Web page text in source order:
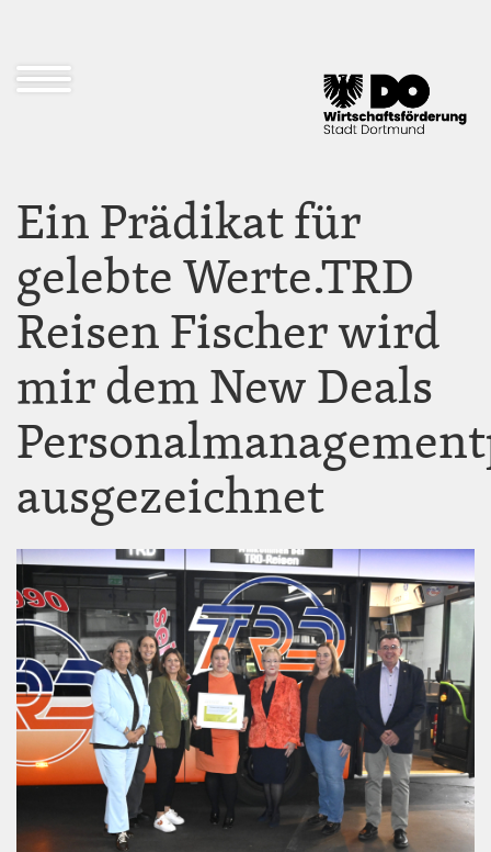
Navigation
Ein Prädikat für
gelebte Werte.TRD
Reisen Fischer wird
mir dem New Deals
ausgezeichnet
Image